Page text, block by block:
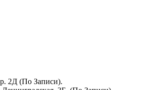
2Д (По Записи).